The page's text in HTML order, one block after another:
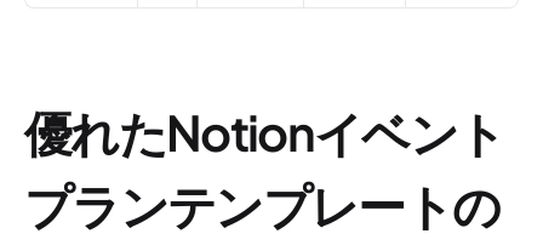
優れたNotionイベント
プランテンプレートの